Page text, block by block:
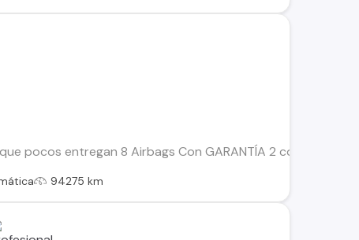
pocos entregan 8 Airbags Con GARANTÍA 2 copias de
94275 km